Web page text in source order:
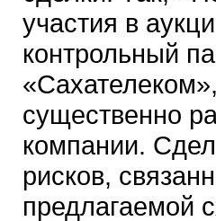
участия в
контрольный
существенно
компании.
рисков,
предлагаемой